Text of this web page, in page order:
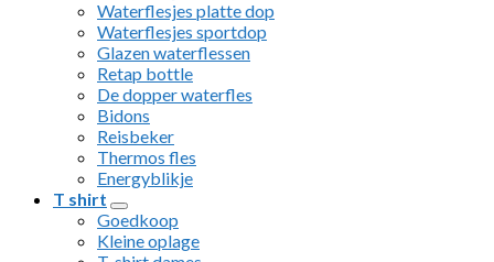
Waterflesjes platte dop
Waterflesjes sportdop
Glazen waterflessen
Retap bottle
De dopper waterfles
Bidons
Reisbeker
Thermos fles
Energyblikje
T shirt
Goedkoop
Kleine oplage